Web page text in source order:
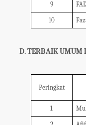
9
10
D. TERBAIK UMUM
Peringkat
1